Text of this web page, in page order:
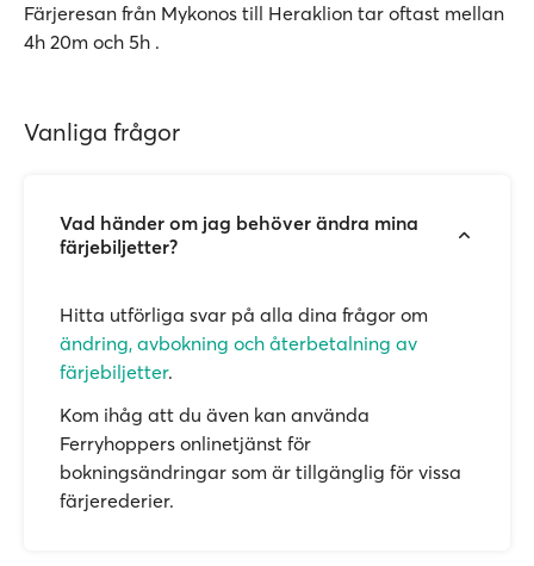
Färjeresan från Mykonos till Heraklion tar oftast mellan
4h 20m och 5h .
Vanliga frågor
Vad händer om jag behöver ändra mina
färjebiljetter?
Hitta utförliga svar på alla dina frågor om
ändring, avbokning och återbetalning av
färjebiljetter.
Kom ihåg att du även kan använda
Ferryhoppers onlinetjänst för
bokningsändringar som är tillgänglig för vissa
färjerederier.